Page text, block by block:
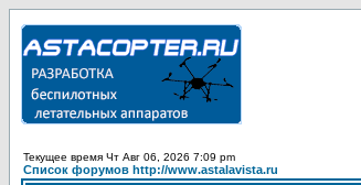
Текущее время Чт Авг 06, 2026 7:09 pm
Список форумов http://www.astalavista.ru